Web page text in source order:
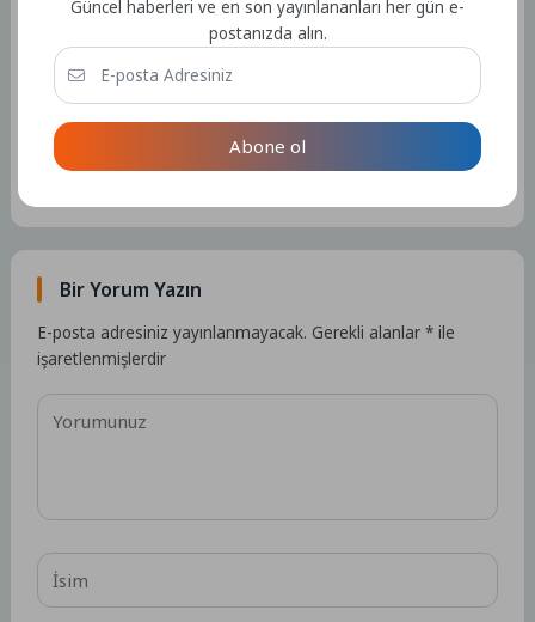
Admin
Tüm Yazılar
Kullanıcıya ait herhangi bir sosyal medya veya iletişim bilgisi
bulunmamaktadır.
Bir Yorum Yazın
E-posta adresiniz yayınlanmayacak. Gerekli alanlar* ile
işaretlenmişlerdir
Güncel haberleri ve en son yayınlananları her gün e-
postanızda alın.
Abone ol